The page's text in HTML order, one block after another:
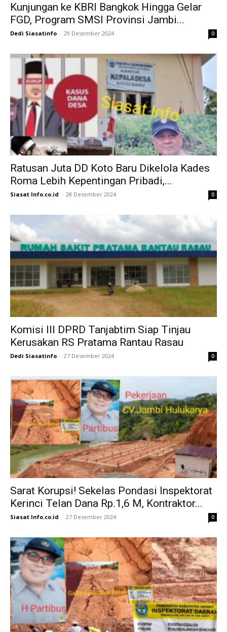
Kunjungan ke KBRI Bangkok Hingga Gelar
FGD, Program SMSI Provinsi Jambi...
Dedi Siasatinfo - 29 Desember 2024 0
Ratusan Juta DD Koto Baru Dikelola Kades
Roma Lebih Kepentingan Pribadi,...
Siasat Info.co.id - 28 Desember 2024 0
Komisi III DPRD Tanjabtim Siap Tinjau
Kerusakan RS Pratama Rantau Rasau
Dedi Siasatinfo - 27 Desember 2024 0
Sarat Korupsi! Sekelas Pondasi Inspektorat
Kerinci Telan Dana Rp.1,6 M, Kontraktor...
Siasat Info.co.id - 27 Desember 2024 0